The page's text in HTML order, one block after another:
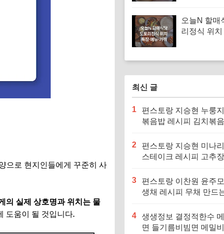
으로 현지인들에게 꾸준히 사
의 실제 상호명과 위치는 물
도움이 될 것입니다.
격
오늘N 할매
리정식 위
최신 글
1
편스토랑 지승현 누룽
볶음밥 레시피 김치볶
2
편스토랑 지승현 미나
스테이크 레시피 고추
3
편스토랑 이찬원 윤주
생채 레시피 무채 만드
4
생생정보 결정적한수
면 들기름비빔면 메밀